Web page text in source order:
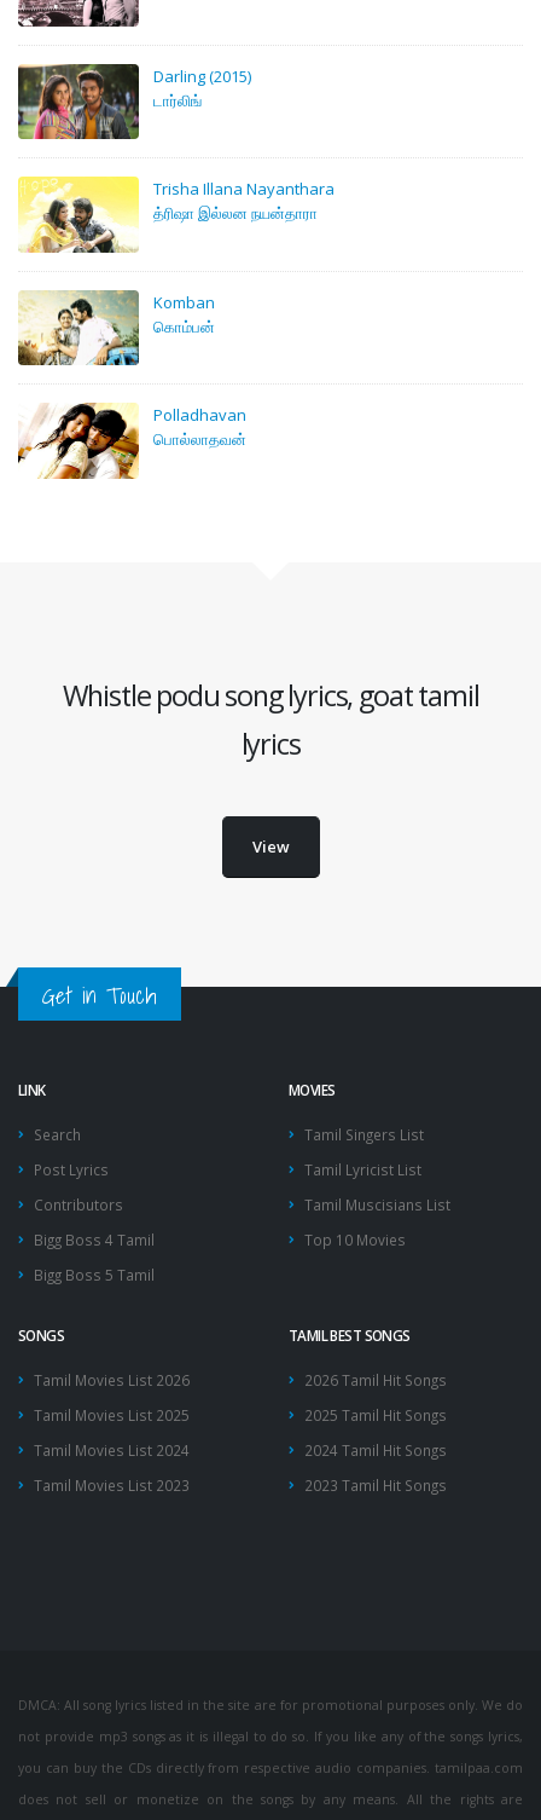
Darling (2015)
டார்லிங்
Trisha Illana Nayanthara
த்ரிஷா இல்லன நயன்தாரா
Komban
கொம்பன்
Polladhavan
பொல்லாதவன்
Whistle podu song lyrics, goat tamil
lyrics
View
Get in Touch
LINK
Search
Post Lyrics
Contributors
Bigg Boss 4 Tamil
Bigg Boss 5 Tamil
MOVIES
Tamil Singers List
Tamil Lyricist List
Tamil Muscisians List
Top 10 Movies
SONGS
Tamil Movies List 2026
Tamil Movies List 2025
Tamil Movies List 2024
Tamil Movies List 2023
TAMIL BEST SONGS
2026 Tamil Hit Songs
2025 Tamil Hit Songs
2024 Tamil Hit Songs
2023 Tamil Hit Songs
DMCA: All song lyrics listed in the site are for promotional purposes only. We do
not provide mp3 songs as it is illegal to do so. If you like any of the songs lyrics,
you can buy the CDs directly from respective audio companies. tamilpaa.com
does not sell or monetize on the songs by any means. All the rights are